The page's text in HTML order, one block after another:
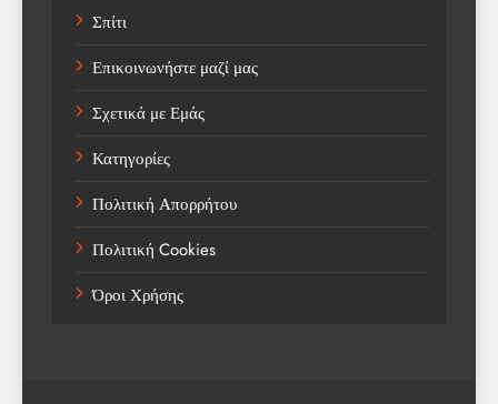
Technology
Trending
Weather
Αγορά
Αγορά Εργασίας
Αγροτικά Νέα
Αεροπορία
Σπίτι
Επικοινωνήστε μαζί μας
Σχετικά με Εμάς
Κατηγορίες
Πολιτική Απορρήτου
Πολιτική Cookies
Όροι Χρήσης